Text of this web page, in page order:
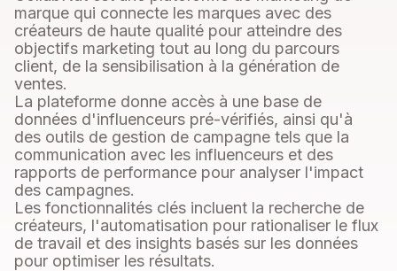
marque qui connecte les marques avec des
créateurs de haute qualité pour atteindre des
objectifs marketing tout au long du parcours
client, de la sensibilisation à la génération de
ventes.
La plateforme donne accès à une base de
données d'influenceurs pré-vérifiés, ainsi qu'à
des outils de gestion de campagne tels que la
communication avec les influenceurs et des
rapports de performance pour analyser l'impact
des campagnes.
Les fonctionnalités clés incluent la recherche de
créateurs, l'automatisation pour rationaliser le flux
de travail et des insights basés sur les données
pour optimiser les résultats.